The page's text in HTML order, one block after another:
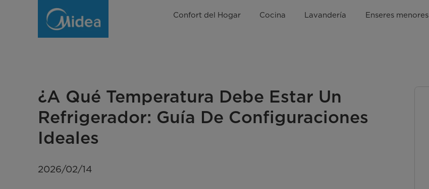
refrigerador?
Confort del Hogar Cocina Lavandería Enseres menores
¿A Qué Temperatura Debe Estar Un
Refrigerador: Guía De Configuraciones
Ideales
2026/02/14